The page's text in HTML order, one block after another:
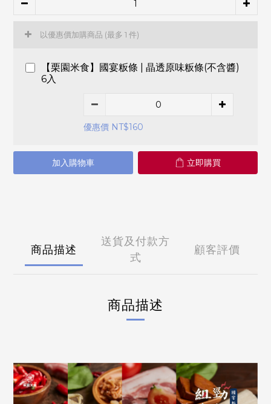
以優惠價加購商品 (最多 1 件)
【栗園米食】國宴粄條 | 晶透原味粄條(不含醬)
6入
優惠價 NT$160
加入購物車 立即購買
商品描述
送貨及付款方
式
顧客評價
商品描述